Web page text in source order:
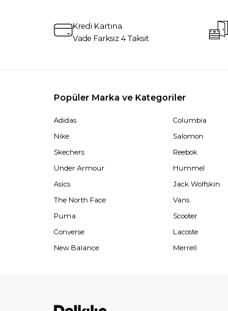
Kredi Kartına
Vade Farksız 4 Taksit
Popüler Marka ve Kategoriler
Adidas
Nike
Skechers
Under Armour
Asics
The North Face
Puma
Converse
New Balance
Columbia
Salomon
Reebok
Hummel
Jack Wolfskin
Vans
Scooter
Lacoste
Merrell